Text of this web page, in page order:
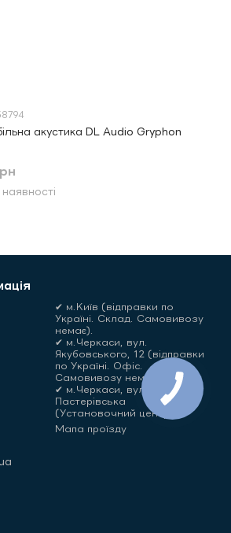
акустика DL Audio Gryphon
✔ м.Київ (відправки по
Україні. Склад. Самовивозу
немає).
✔ м.Черкаси, вул.
Якубовського, 12 (відправки
по Україні. Офіс.
Самовивозу немає)
✔ м.Черкаси, вул.
Пастерівська
(Установочний центр)
Мапа проїзду